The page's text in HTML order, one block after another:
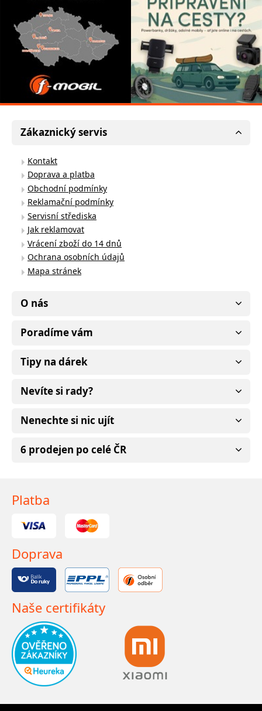
Zákaznický servis
Kontakt
Doprava a platba
Obchodní podmínky
Reklamační podmínky
Servisní střediska
Jak reklamovat
Vrácení zboží do 14 dnů
Ochrana osobních údajů
Mapa stránek
O nás
Poradíme vám
Tipy na dárek
Nevíte si rady?
Nenechte si nic ujít
6 prodejen po celé ČR
Platba
Doprava
Naše certifikáty